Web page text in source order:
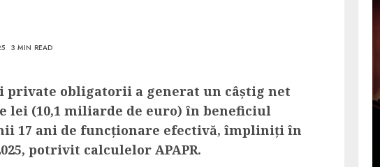
3 MIN READ
private obligatorii a generat un câștig net
lei (10,1 miliarde de euro) în beneficiul
17 ani de funcționare efectivă, împliniți în
potrivit calculelor APAPR.
te afli intr-un
prelungit in
MAY 31, 2023
ce atrage Clujul tinerii si
pe cei mai in varsta an de
an?
ALEXANDRU S.